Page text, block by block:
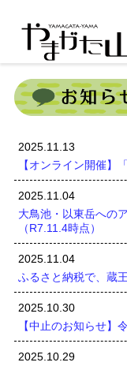
2025.11.13
【オンライン開催】
2025.11.04
大鳥池・以東岳への
（R7.11.4時点）
2025.11.04
ふるさと納税で、蔵
2025.10.30
【中止のお知らせ】
2025.10.29